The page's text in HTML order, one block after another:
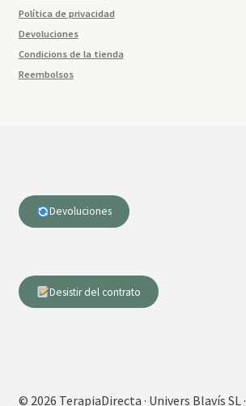
Política de privacidad
Devoluciones
Condicions de la tienda
Reembolsos
Devoluciones
Desistir del contrato
© 2026 TerapiaDirecta · Univers Blavís SL ·